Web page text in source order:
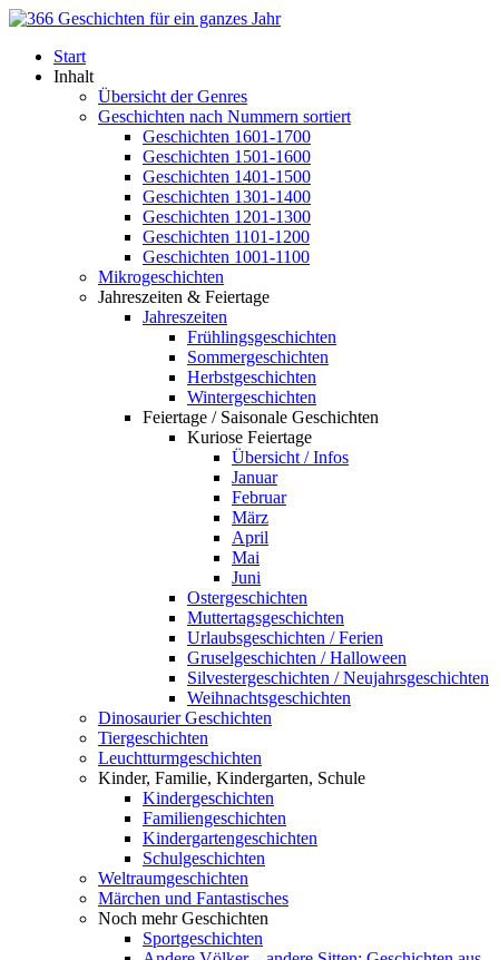
Start
Inhalt
Übersicht der Genres
Geschichten nach Nummern sortiert
Geschichten 1601-1700
Geschichten 1501-1600
Geschichten 1401-1500
Geschichten 1301-1400
Geschichten 1201-1300
Geschichten 1101-1200
Geschichten 1001-1100
Mikrogeschichten
Jahreszeiten & Feiertage
Jahreszeiten
Frühlingsgeschichten
Sommergeschichten
Herbstgeschichten
Wintergeschichten
Feiertage / Saisonale Geschichten
Kuriose Feiertage
Übersicht / Infos
Januar
Februar
März
April
Mai
Juni
Ostergeschichten
Muttertagsgeschichten
Urlaubsgeschichten / Ferien
Gruselgeschichten / Halloween
Silvestergeschichten / Neujahrsgeschichten
Weihnachtsgeschichten
Dinosaurier Geschichten
Tiergeschichten
Leuchtturmgeschichten
Kinder, Familie, Kindergarten, Schule
Kindergeschichten
Familiengeschichten
Kindergartengeschichten
Schulgeschichten
Weltraumgeschichten
Märchen und Fantastisches
Noch mehr Geschichten
Sportgeschichten